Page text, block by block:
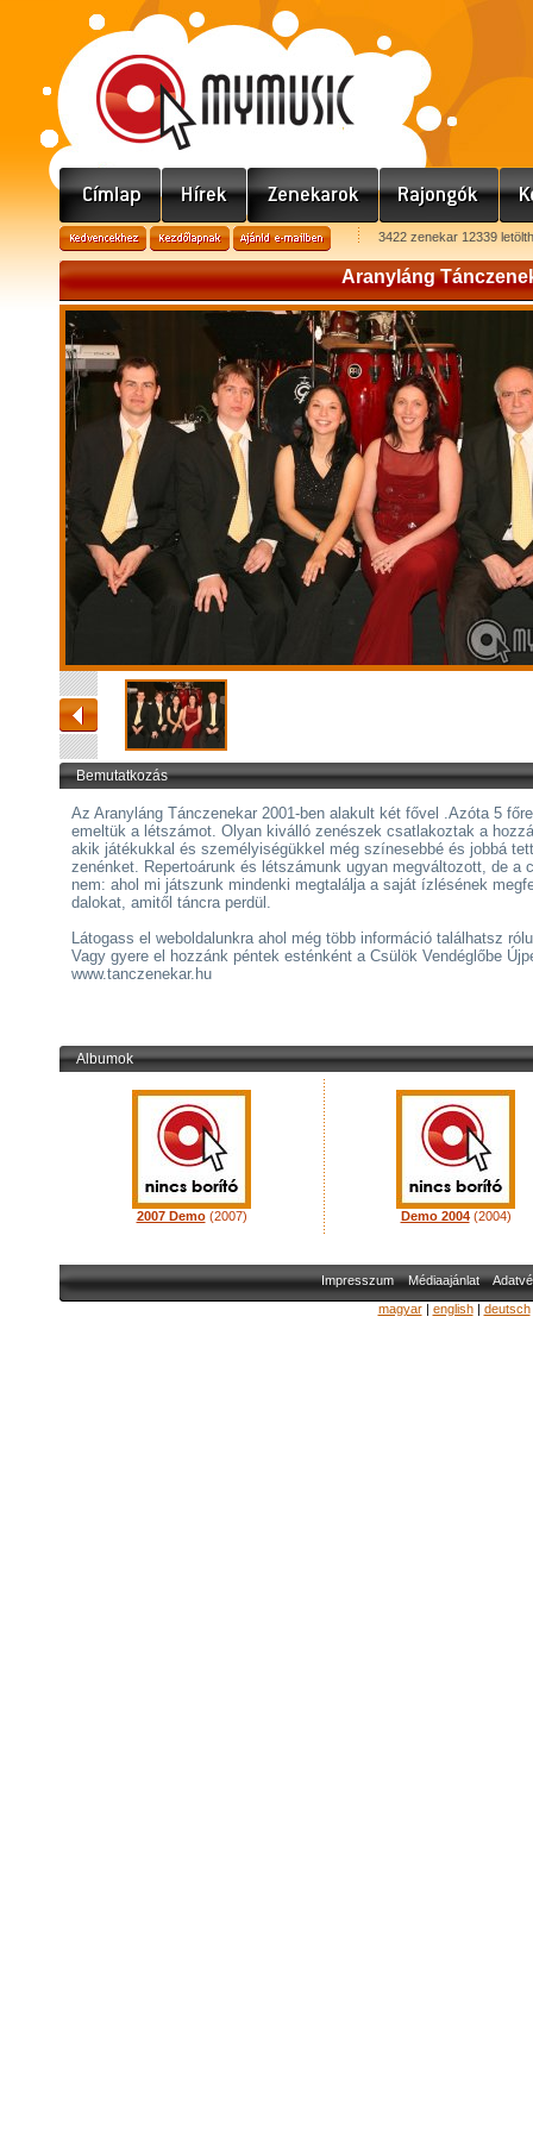
3422 zenekar 12339
Aranyláng
Bemutatkozás
Az Aranyláng Tánczenekar 2001-ben alakult két fővel .Azóta 5 főre
emeltük a létszámot. Olyan kiválló zenészek csatlakoztak a
akik játékukkal és személyiségükkel még színesebbé és jobbá
zenénket. Repertoárunk és létszámunk ugyan megváltozott, de a
nem: ahol mi játszunk mindenki megtalálja a saját ízlésének
dalokat, amitől táncra perdül.
Látogass el weboldalunkra ahol még több információ találhatsz
Vagy gyere el hozzánk péntek esténként a Csülök Vendéglőbe
www.tanczenekar.hu
Albumok
2007 Demo(2007) Demo 2004(2004)
Impresszum Médiaajánlat
magyar| english| deutsch